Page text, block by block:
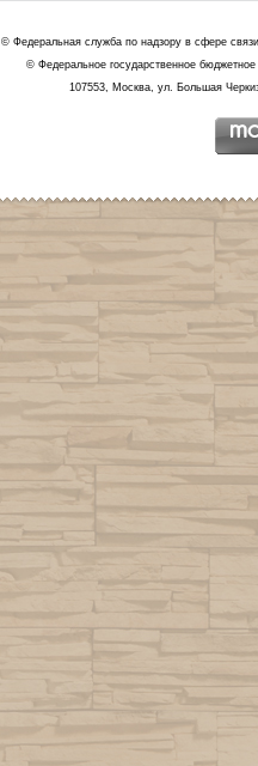
© Федеральная служба по надзору в сфере
© Федеральное государственное
107553, Москва, ул. Большая